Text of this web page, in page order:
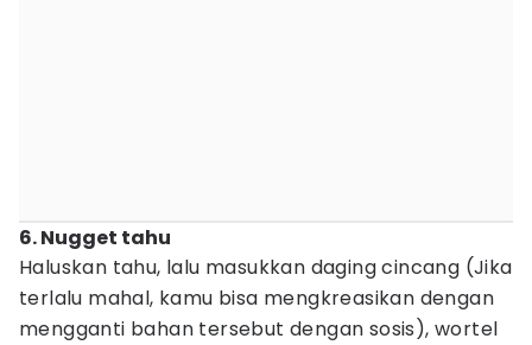
6. Nugget tahu
Haluskan tahu, lalu masukkan daging cincang (Jika
terlalu mahal, kamu bisa mengkreasikan dengan
mengganti bahan tersebut dengan sosis), wortel